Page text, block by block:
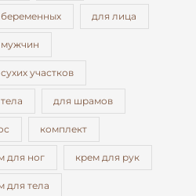
для лица
мужчин
участков
для шрамов
комплект
для ног крем для рук
для тела